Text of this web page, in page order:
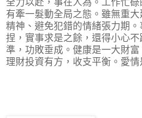
有牽一髮動全局之態。雖無重
精神、避免犯錯的情緒張力期
捏，實事求是之餘，還得小心
準，功敗垂成。健康是一大財
理財投資有方，收支平衡。愛情